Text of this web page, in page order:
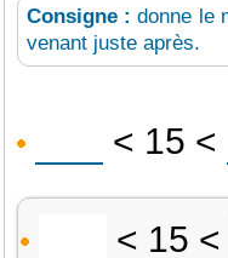
Consigne :donne le
venant juste après.
< 15 <
< 15 <